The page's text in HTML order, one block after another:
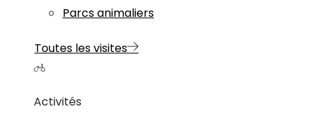
Parcs animaliers
Toutes les visites
Activités